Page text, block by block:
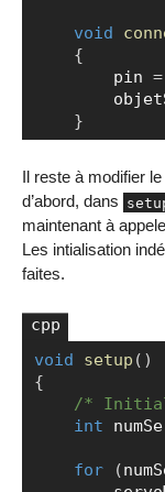
void
{
        pin
=
}
Il reste à modifier
d’abord, dans
maintenant à
Les intialisation
faites.
void setup ( )
{
/*
int
for (